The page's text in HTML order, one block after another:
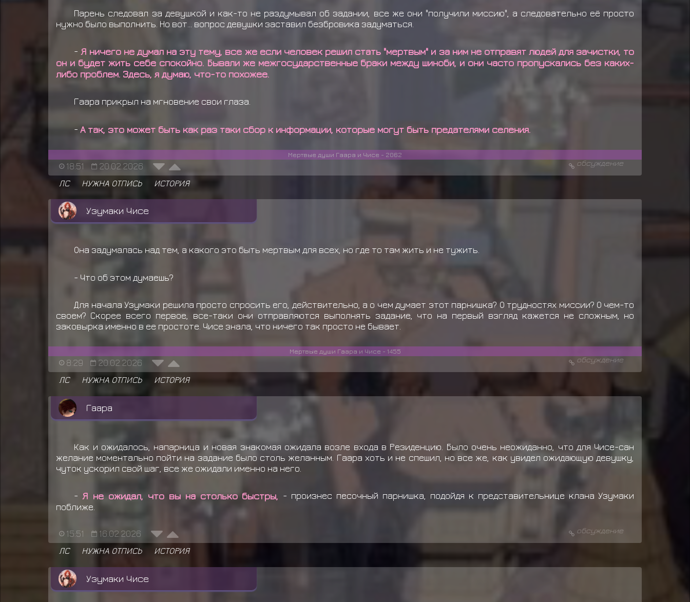
Парень следовал за девушкой и как-то не раздумывал об задании, все же они "получили миссию", а следовательно её просто
нужно было выполнить. Но вот... вопрос девушки заставил безбровика задуматься.
- Я ничего не думал на эту тему, все же если человек решил стать "мертвым" и за ним не отправят людей для зачистки, то
он и будет жить себе спокойно. Бывали же межгосударственные браки между шиноби, и они часто пропускались без каких-
либо проблем. Здесь, я думаю, что-то похожее.
Гаара прикрыл на мгновение свои глаза.
- А так, это может быть как раз таки сбор к информации, которые могут быть предателями селения.
Мертвые души Гаара и Чисе - 2062
18:51 20.02.2026 обсуждение
ЛС НУЖНА ОТПИСЬ ИСТОРИЯ
Узумаки Чисе
Она задумалась над тем, а какого это быть мертвым для всех, но где то там жить и не тужить.
- Что об этом думаешь?
Для начала Узумаки решила просто спросить его, действительно, а о чем думает этот парнишка? О трудностях миссии? О чем-то
своем? Скорее всего первое, все-таки они отправляются выполнять задание, что на первый взгляд кажется не сложным, но
заковырка именно в ее простоте. Чисе знала, что ничего так просто не бывает.
Мертвые души Гаара и Чисе - 1455
8:29 20.02.2026 обсуждение
ЛС НУЖНА ОТПИСЬ ИСТОРИЯ
Гаара
Как и ожидалось, напарница и новая знакомая ожидала возле входа в Резиденцию. Было очень неожиданно, что для Чисе-сан
желание моментально пойти на задание было столь желанным. Гаара хоть и не спешил, но все же, как увидел ожидающую девушку,
чуток ускорил свой шаг, все же ожидали именно на него.
- Я не ожидал, что вы на столько быстры, - произнес песочный парнишка, подойдя к представительнице клана Узумаки
поближе.
15:51 16.02.2026 обсуждение
ЛС НУЖНА ОТПИСЬ ИСТОРИЯ
Узумаки Чисе